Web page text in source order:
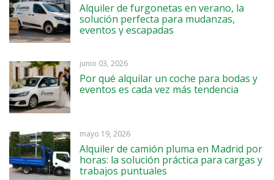
Alquiler de furgonetas en verano, la
solución perfecta para mudanzas,
eventos y escapadas
junio 03, 2026
Por qué alquilar un coche para bodas y
eventos es cada vez más tendencia
mayo 19, 2026
Alquiler de camión pluma en Madrid por
horas: la solución práctica para cargas y
trabajos puntuales